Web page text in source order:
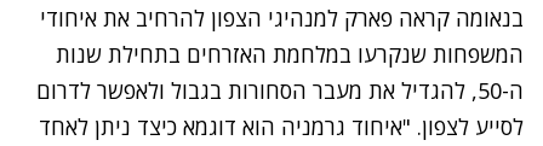
בנאומה קראה פארק למנהיגי הצפון להרחיב את איחודי
המשפחות שנקרעו במלחמת האזרחים בתחילת שנות
ה-50, להגדיל את מעבר הסחורות בגבול ולאפשר לדרום
לסייע לצפון. "איחוד גרמניה הוא דוגמא כיצד ניתן לאחד